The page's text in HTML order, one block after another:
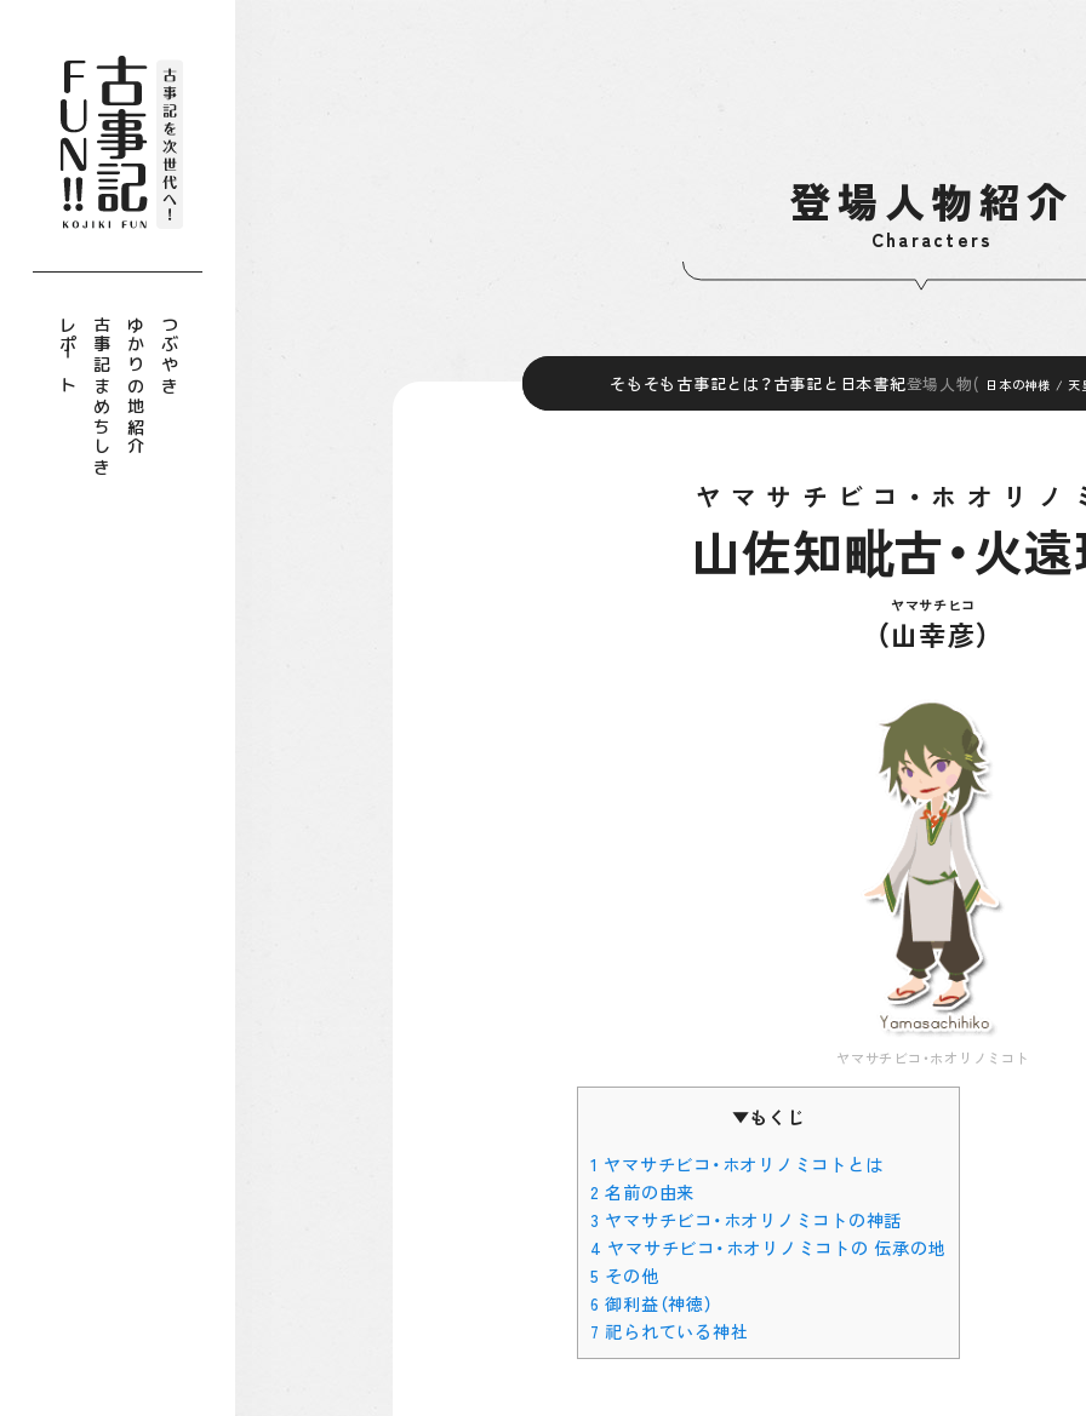
レポート 古事記まめちしきゆかりの地紹介 つぶやき
登場人物紹介
Characters
そもそも古事記とは？古事記と日本書紀登場人物 日本の神様 /
そもそも古事記とは？古事記と日本書紀登場人物( 日本の神様 /天
山佐知毗古・火
ヤマサチビコ・ホオリノ
（山幸彦
ヤマサチヒコ
）
ヤマサチビコ・ホオリノミコト
▼もくじ
1 ヤマサチビコ・ホオリノミコトとは
2 名前の由来
3 ヤマサチビコ・ホオリノミコトの神話
4 ヤマサチビコ・ホオリノミコトの 伝承の地
5 その他
6 御利益（神徳）
7 祀られている神社